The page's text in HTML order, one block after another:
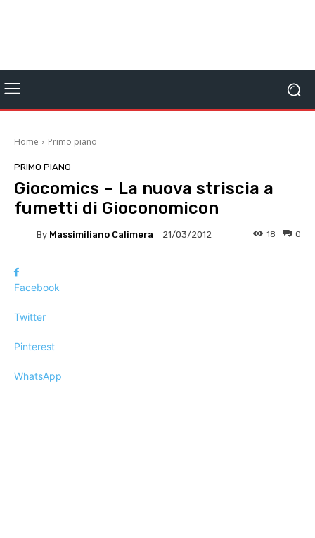
Home Primo piano
PRIMO PIANO
Giocomics – La nuova striscia a
fumetti di Gioconomicon
By Massimiliano Calimera 21/03/2012 0
18
Facebook
Twitter
Pinterest
WhatsApp